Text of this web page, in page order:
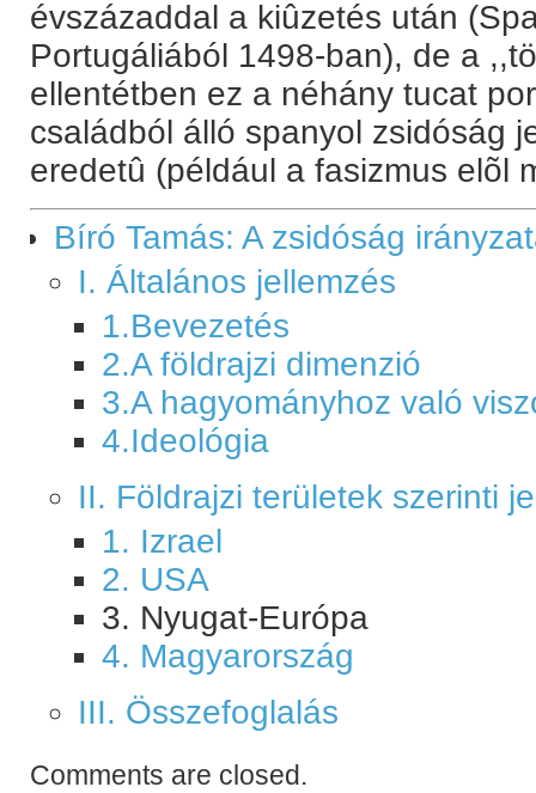
évszázaddal a kiûzetés után
Portugáliából 1498-ban), de a
ellentétben ez a néhány tucat
családból álló spanyol zsidóság
eredetû (például a fasizmus elõl
Bíró Tamás: A zsidóság
I. Általános jellemzés
1.Bevezetés
2.A földrajzi dimenzió
3.A hagyományhoz való
4.Ideológia
II. Földrajzi területek szerinti
1. Izrael
2. USA
3. Nyugat-Európa
4. Magyarország
III. Összefoglalás
Comments are closed.